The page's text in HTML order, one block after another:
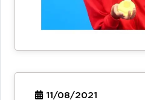
11/08/2021